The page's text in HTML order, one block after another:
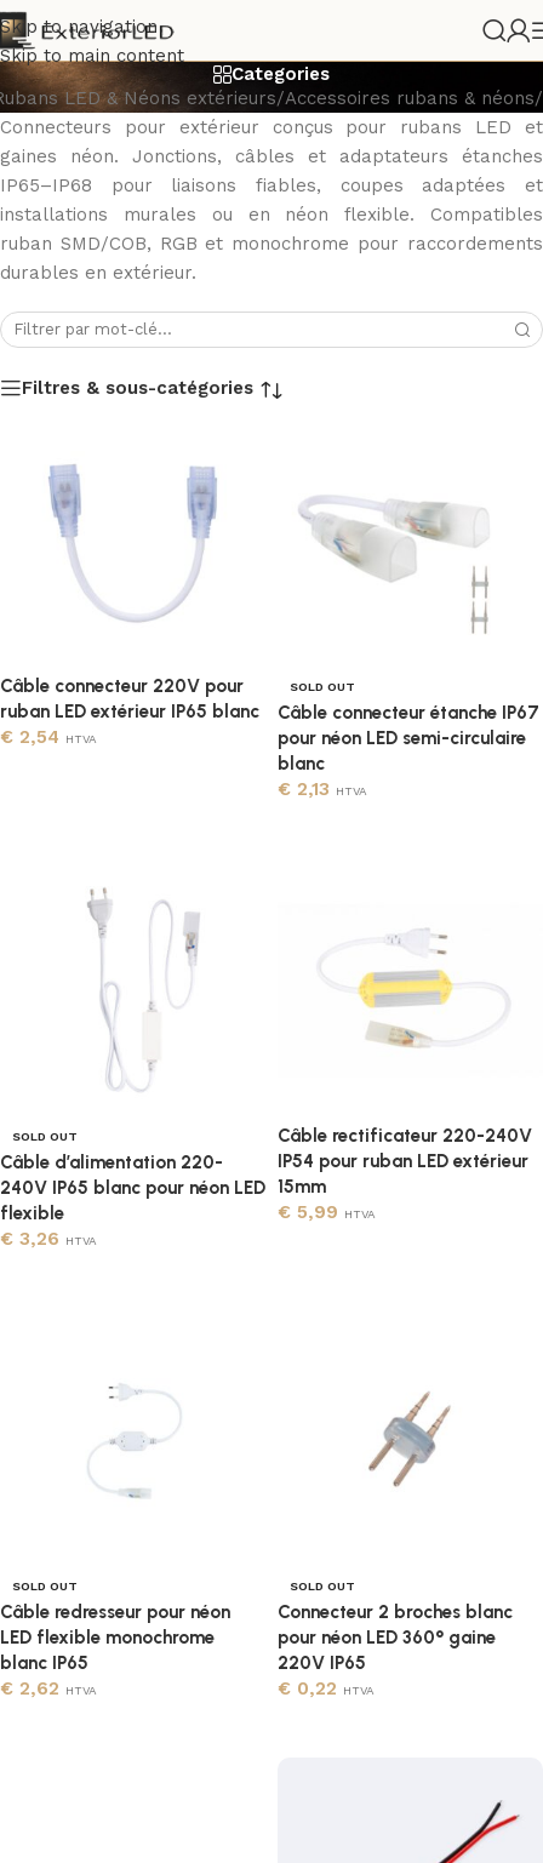
Skip to navigation
Skip to main contentConnecteurs
Categories
LED & Néons extérieurs/Accessoires rubans & néons/
Connecteurs pour extérieur conçus pour rubans LED et
gaines néon. Jonctions, câbles et adaptateurs étanches
IP65–IP68 pour liaisons fiables, coupes adaptées et
installations murales ou en néon flexible. Compatibles
ruban SMD/COB, RGB et monochrome pour raccordements
durables en extérieur.
Filtres & sous-catégories
Câble connecteur 220V pour
ruban LED extérieur IP65 blanc
€ 2,54 HTVA
SOLD OUT
Câble connecteur étanche IP67
pour néon LED semi-circulaire
blanc
€ 2,13 HTVA
SOLD OUT
Câble d’alimentation 220-
240V IP65 blanc pour néon LED
flexible
€ 3,26 HTVA
Câble rectificateur 220-240V
IP54 pour ruban LED extérieur
15mm
€ 5,99 HTVA
SOLD OUT
Câble redresseur pour néon
LED flexible monochrome
blanc IP65
€ 2,62 HTVA
SOLD OUT
Connecteur 2 broches blanc
pour néon LED 360° gaine
220V IP65
€ 0,22 HTVA